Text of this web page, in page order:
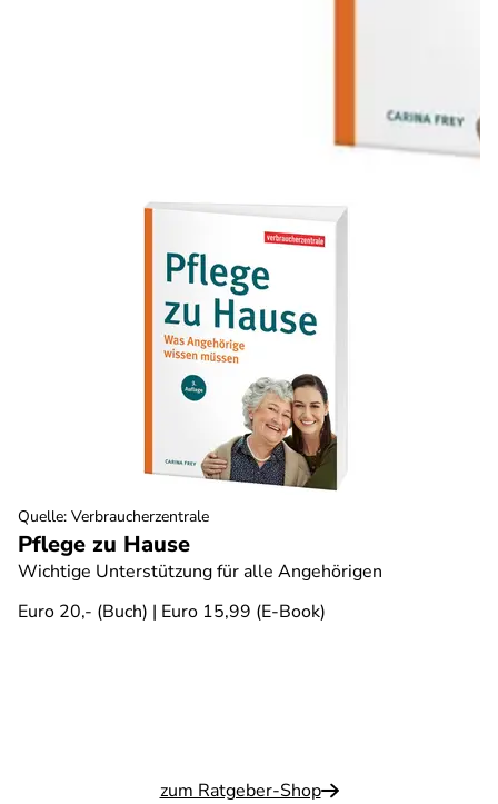
Pflege zu Hause
Wichtige Unterstützung für alle Angehörigen
Euro 20,- (Buch) | Euro 15,99 (E-Book)
zum Ratgeber-Shop
Quelle: Verbraucherzentrale